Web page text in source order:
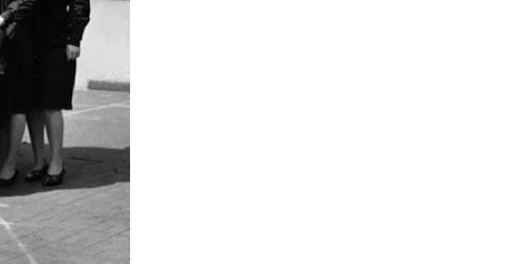
di
a separare
l’oggetto
al pericolo